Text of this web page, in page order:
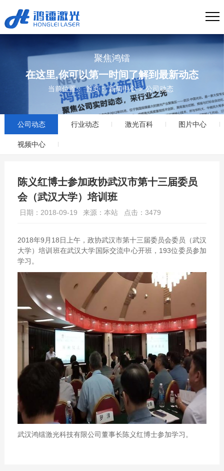
聚焦鸿镭
在这里,你可以第一时间了解到最新动态
当前位置： 首页 > 新闻中心 > 公司动态
公司动态 行业动态 激光百科 图片中心
视频中心
陈义红博士参加政协武汉市第十三届委员
会（武汉大学）培训班
日期：2018-09-19 来源：本站 点击：3479
2018年9月18日上午，政协武汉市第十三届委员会委员（武汉
大学）培训班在武汉大学国际交流中心开班，193位委员参加
学习。
武汉鸿镭激光科技有限公司董事长陈义红博士参加学习。